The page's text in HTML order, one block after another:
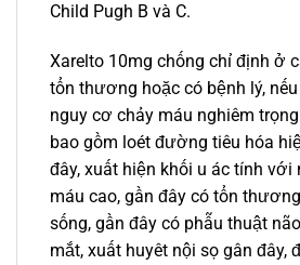
Child Pugh B và C.
Xarelto 10mg chống chỉ định ở
tổn thương hoặc có bệnh lý,
nguy cơ chảy máu nghiêm
bao gồm loét đường tiêu hóa
đây, xuất hiện khối u ác tính với
máu cao, gần đây có tổn
sống, gần đây có phẫu thuật
mắt, xuất huyêt nội sọ gân đây,